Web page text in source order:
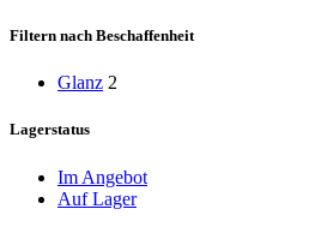
Filtern nach Beschaffenheit
Glanz 2
Lagerstatus
Im Angebot
Auf Lager